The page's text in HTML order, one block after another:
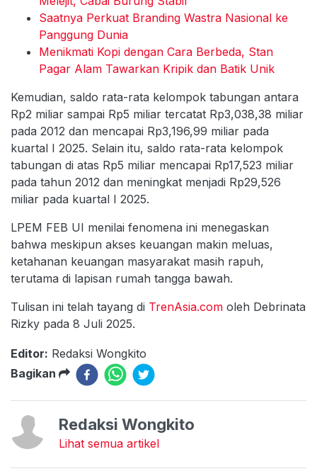
Saatnya Perkuat Branding Wastra Nasional ke
Panggung Dunia
Menikmati Kopi dengan Cara Berbeda, Stan
Pagar Alam Tawarkan Kripik dan Batik Unik
Kemudian, saldo rata-rata kelompok tabungan antara
Rp2 miliar sampai Rp5 miliar tercatat Rp3,038,38 miliar
pada 2012 dan mencapai Rp3,196,99 miliar pada
kuartal I 2025. Selain itu, saldo rata-rata kelompok
tabungan di atas Rp5 miliar mencapai Rp17,523 miliar
pada tahun 2012 dan meningkat menjadi Rp29,526
miliar pada kuartal I 2025.
LPEM FEB UI menilai fenomena ini menegaskan
bahwa meskipun akses keuangan makin meluas,
ketahanan keuangan masyarakat masih rapuh,
terutama di lapisan rumah tangga bawah.
Tulisan ini telah tayang di TrenAsia.com oleh Debrinata
Rizky pada 8 Juli 2025.
Editor: Redaksi Wongkito
Bagikan
Redaksi Wongkito
Lihat semua artikel